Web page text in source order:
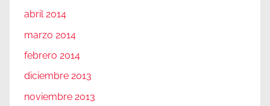
abril 2014
marzo 2014
febrero 2014
diciembre 2013
noviembre 2013